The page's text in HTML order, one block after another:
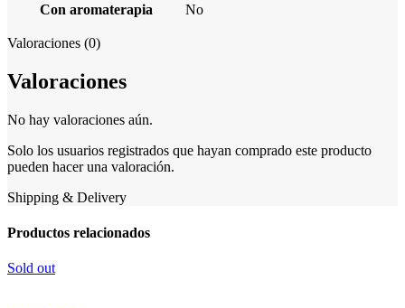
Con aromaterapia No
Valoraciones (0)
Valoraciones
No hay valoraciones aún.
Solo los usuarios registrados que hayan comprado este producto
pueden hacer una valoración.
Shipping & Delivery
Productos relacionados
Sold out